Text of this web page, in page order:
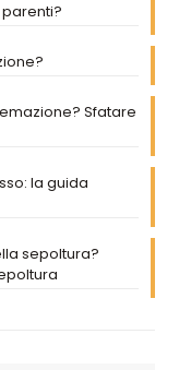
Sfatare
la guida
sepoltura?